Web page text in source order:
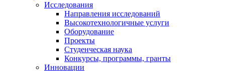
Исследования
Направления исследований
Высокотехнологичные услуги
Оборудование
Проекты
Студенческая наука
Конкурсы, программы, гранты
Инновации